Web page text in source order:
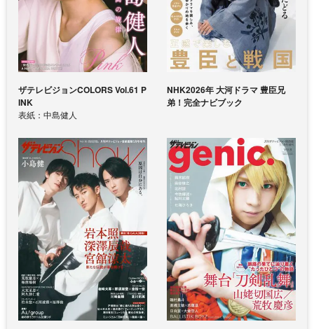
ザテレビジョンCOLORS Vol.61 P
INK
表紙：中島健人
NHK2026年 大河ドラマ 豊臣兄
弟！完全ナビブック